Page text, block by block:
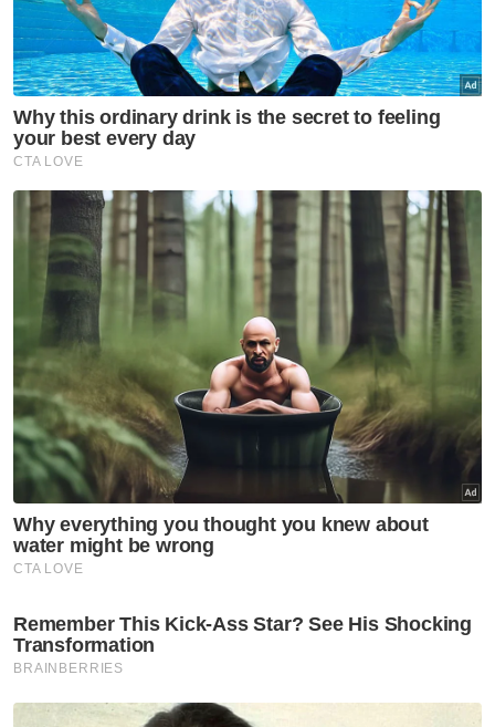
golongan muda, antara lain kerana kekangan
pembekuan lesen bot dan persepsi kerjaya
nelayan tidak menjamin masa depan.
“Jadi kami sedang bincang tambah kuota
lesen dan memodenkan sektor ini sebagai
kerjaya profesional,” katanya.
Sementara itu, nelayan muda, Suhai Mohd
Noor, 29, dari Kampung Kuala Kemasin
berkata, bantuan enjin bot yang diterimanya
menjadi pemangkin untuk terus berdikari
meneruskan punca pendapatan sebagai
nelayan.